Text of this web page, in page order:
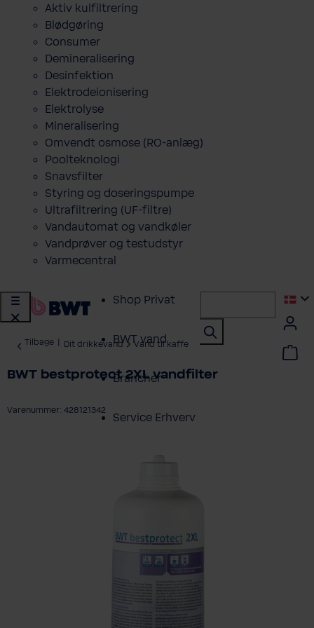
Aktiv kulfiltrering
Blødgøring
Consumer
Demineralisering
Desinfektion
Elektrodeionisering
Elektrolyse
Mineralisering
Omvendt osmose (RO-anlæg)
Poolteknologi
Snavsfilter
Styring og doseringspumpe
Ultrafiltrering (UF-filtre)
Vandautomat og vandkøler
Vandprøver og testudstyr
Varmecentral
Shop Privat
BWT vand
Brancher
Service Erhverv
Produktoversigt
Tilbage Dit drikkevand Vand til kaffe
BWT bestprotect 2XL vandfilter
Varenummer: 428121342